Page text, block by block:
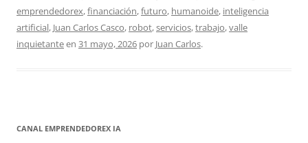
emprendedorex,financiación,futuro, humanoide, inteligencia
artificial, Juan Carlos Casco, robot,servicios,trabajo,valle
inquietanteen 31 mayo, 2026 por Juan Carlos.
CANAL EMPRENDEDOREX IA